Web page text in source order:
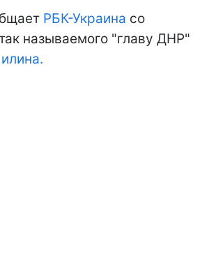
РБК-Украина со
называемого "главу ДНР"